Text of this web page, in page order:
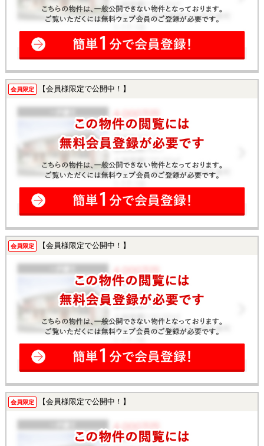
会員限定 【会員様限定で公開中！】
会員限定 【会員様限定で公開中！】
会員限定 【会員様限定で公開中！】